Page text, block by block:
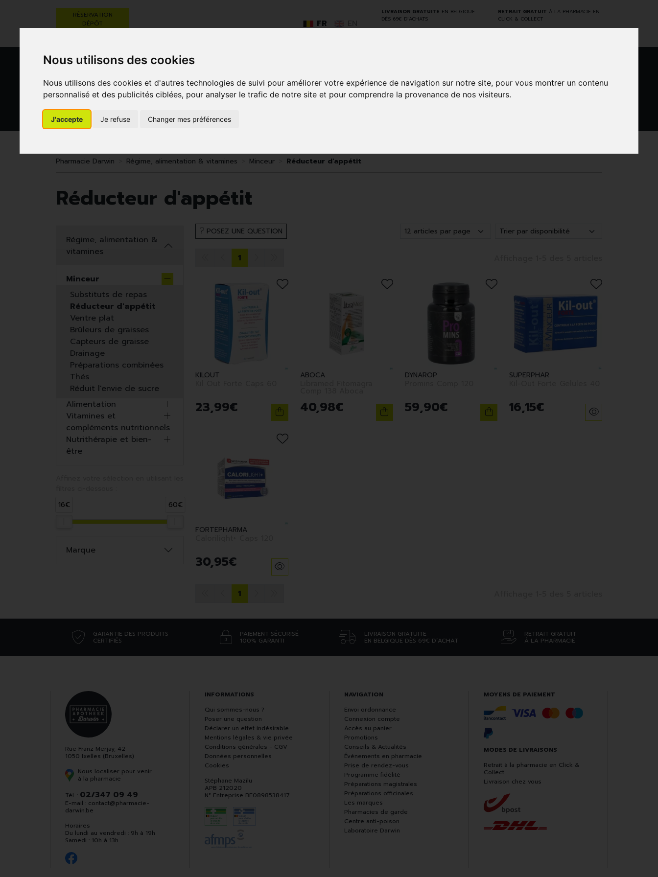
Nous utilisons des cookies
Nous utilisons des cookies et d'autres technologies de suivi pour améliorer votre expérience de navigation sur notre site, pour vous montrer un contenu
personnalisé et des publicités ciblées, pour analyser le trafic de notre site et pour comprendre la provenance de nos visiteurs.
J'accepte Je refuse Changer mes préférences
LIVRAISON GRATUITE EN BELGIQUE
DÈS 69€ D’ACHATS
RETRAIT GRATUIT À LA PHARMACIE EN
CLICK & COLLECT
FR
RÉSERVATION
DÉPÔT
GO
BEAUTÉ,
Pharmacie Darwin Régime, alimentation & vitamines Minceur Réducteur d'appétit
Réducteur d'appétit
POSEZ UNE QUESTION
1
KILOUT
23,99€
ABOCA
40,98€
DYNAROP
59,90€
SUPERPHAR
16,15€
FORTEPHARMA
30,95€
1
Régime, alimentation &
vitamines
Minceur
Substituts de repas
Réducteur d'appétit
Ventre plat
Brûleurs de graisses
Capteurs de graisse
Drainage
Préparations combinées
Thés
Réduit l'envie de sucre
Alimentation
Vitamines et
compléments nutritionnels
Nutrithérapie et bien-
être
16€
60€
Marque
GARANTIE DES PRODUITS
CERTIFIÉS
PAIEMENT SÉCURISÉ
100% GARANTI
LIVRAISON GRATUITE
EN BELGIQUE DÈS 69€ D’ACHAT
RETRAIT GRATUIT
À LA PHARMACIE
Rue Franz Merjay, 42
1050 Ixelles (Bruxelles)
Nous localiser pour venir
à la pharmacie
Tél. : 02/347 09 49
E-mail : contact@pharmacie-
darwin.be
Horaires
Du lundi au vendredi : 9h à 19h
Samedi : 10h à 13h
INFORMATIONS
Qui sommes-nous ?
Poser une question
Déclarer un effet indésirable
Mentions légales & vie privée
Conditions générales - CGV
Données personnelles
Cookies
Stéphane Mazilu
APB 212020
N° Entreprise BE0898538417
NAVIGATION
Envoi ordonnance
Connexion compte
Accès au panier
Promotions
Conseils & Actualités
Événements en pharmacie
Prise de rendez-vous
Programme fidélité
Préparations magistrales
Préparations officinales
Les marques
Pharmacies de garde
Centre anti-poison
Laboratoire Darwin
MOYENS DE PAIEMENT
MODES DE LIVRAISONS
Retrait à la pharmacie en Click &
Collect
Livraison chez vous